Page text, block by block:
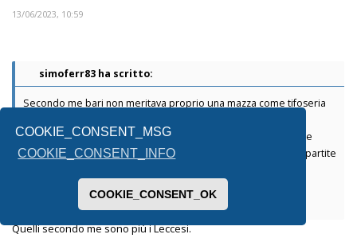
COOKIE_CONSENT_MSG
COOKIE_CONSENT_INFO
COOKIE_CONSENT_OK
13/06/2023, 10:59
simoferr83 ha scritto:
Secondo me bari non meritava proprio una mazza come tifoseria
Classica tifoseria terrona di juventini interisti e milanosti che se
riscoprono tifosi con la squadra della loro città in serie A o in partite
Per me è proprio il peggio che c’è
Quelli secondo me sono più i Leccesi.